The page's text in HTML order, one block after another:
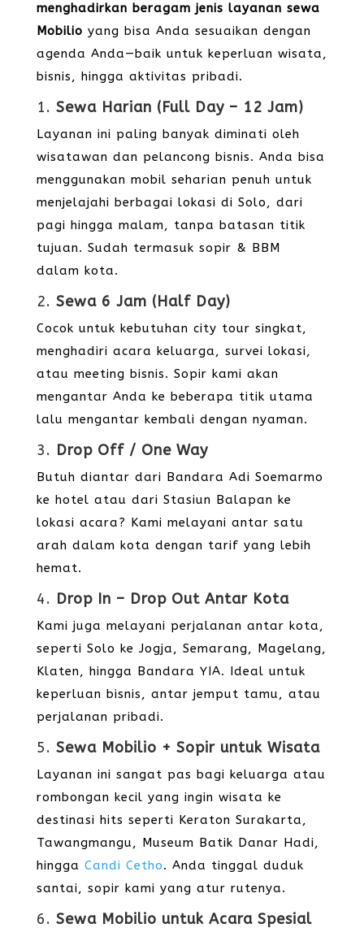
menghadirkan beragam jenis layanan sewa
Mobilio yang bisa Anda sesuaikan dengan
agenda Anda—baik untuk keperluan wisata,
bisnis, hingga aktivitas pribadi.
1. Sewa Harian (Full Day – 12 Jam)
Layanan ini paling banyak diminati oleh
wisatawan dan pelancong bisnis. Anda bisa
menggunakan mobil seharian penuh untuk
menjelajahi berbagai lokasi di Solo, dari
pagi hingga malam, tanpa batasan titik
tujuan. Sudah termasuk sopir & BBM
dalam kota.
2. Sewa 6 Jam (Half Day)
Cocok untuk kebutuhan city tour singkat,
menghadiri acara keluarga, survei lokasi,
atau meeting bisnis. Sopir kami akan
mengantar Anda ke beberapa titik utama
lalu mengantar kembali dengan nyaman.
3. Drop Off / One Way
Butuh diantar dari Bandara Adi Soemarmo
ke hotel atau dari Stasiun Balapan ke
lokasi acara? Kami melayani antar satu
arah dalam kota dengan tarif yang lebih
hemat.
4. Drop In – Drop Out Antar Kota
Kami juga melayani perjalanan antar kota,
seperti Solo ke Jogja, Semarang, Magelang,
Klaten, hingga Bandara YIA. Ideal untuk
keperluan bisnis, antar jemput tamu, atau
perjalanan pribadi.
5. Sewa Mobilio + Sopir untuk Wisata
Layanan ini sangat pas bagi keluarga atau
rombongan kecil yang ingin wisata ke
destinasi hits seperti Keraton Surakarta,
Tawangmangu, Museum Batik Danar Hadi,
hingga Candi Cetho. Anda tinggal duduk
santai, sopir kami yang atur rutenya.
6. Sewa Mobilio untuk Acara Spesial